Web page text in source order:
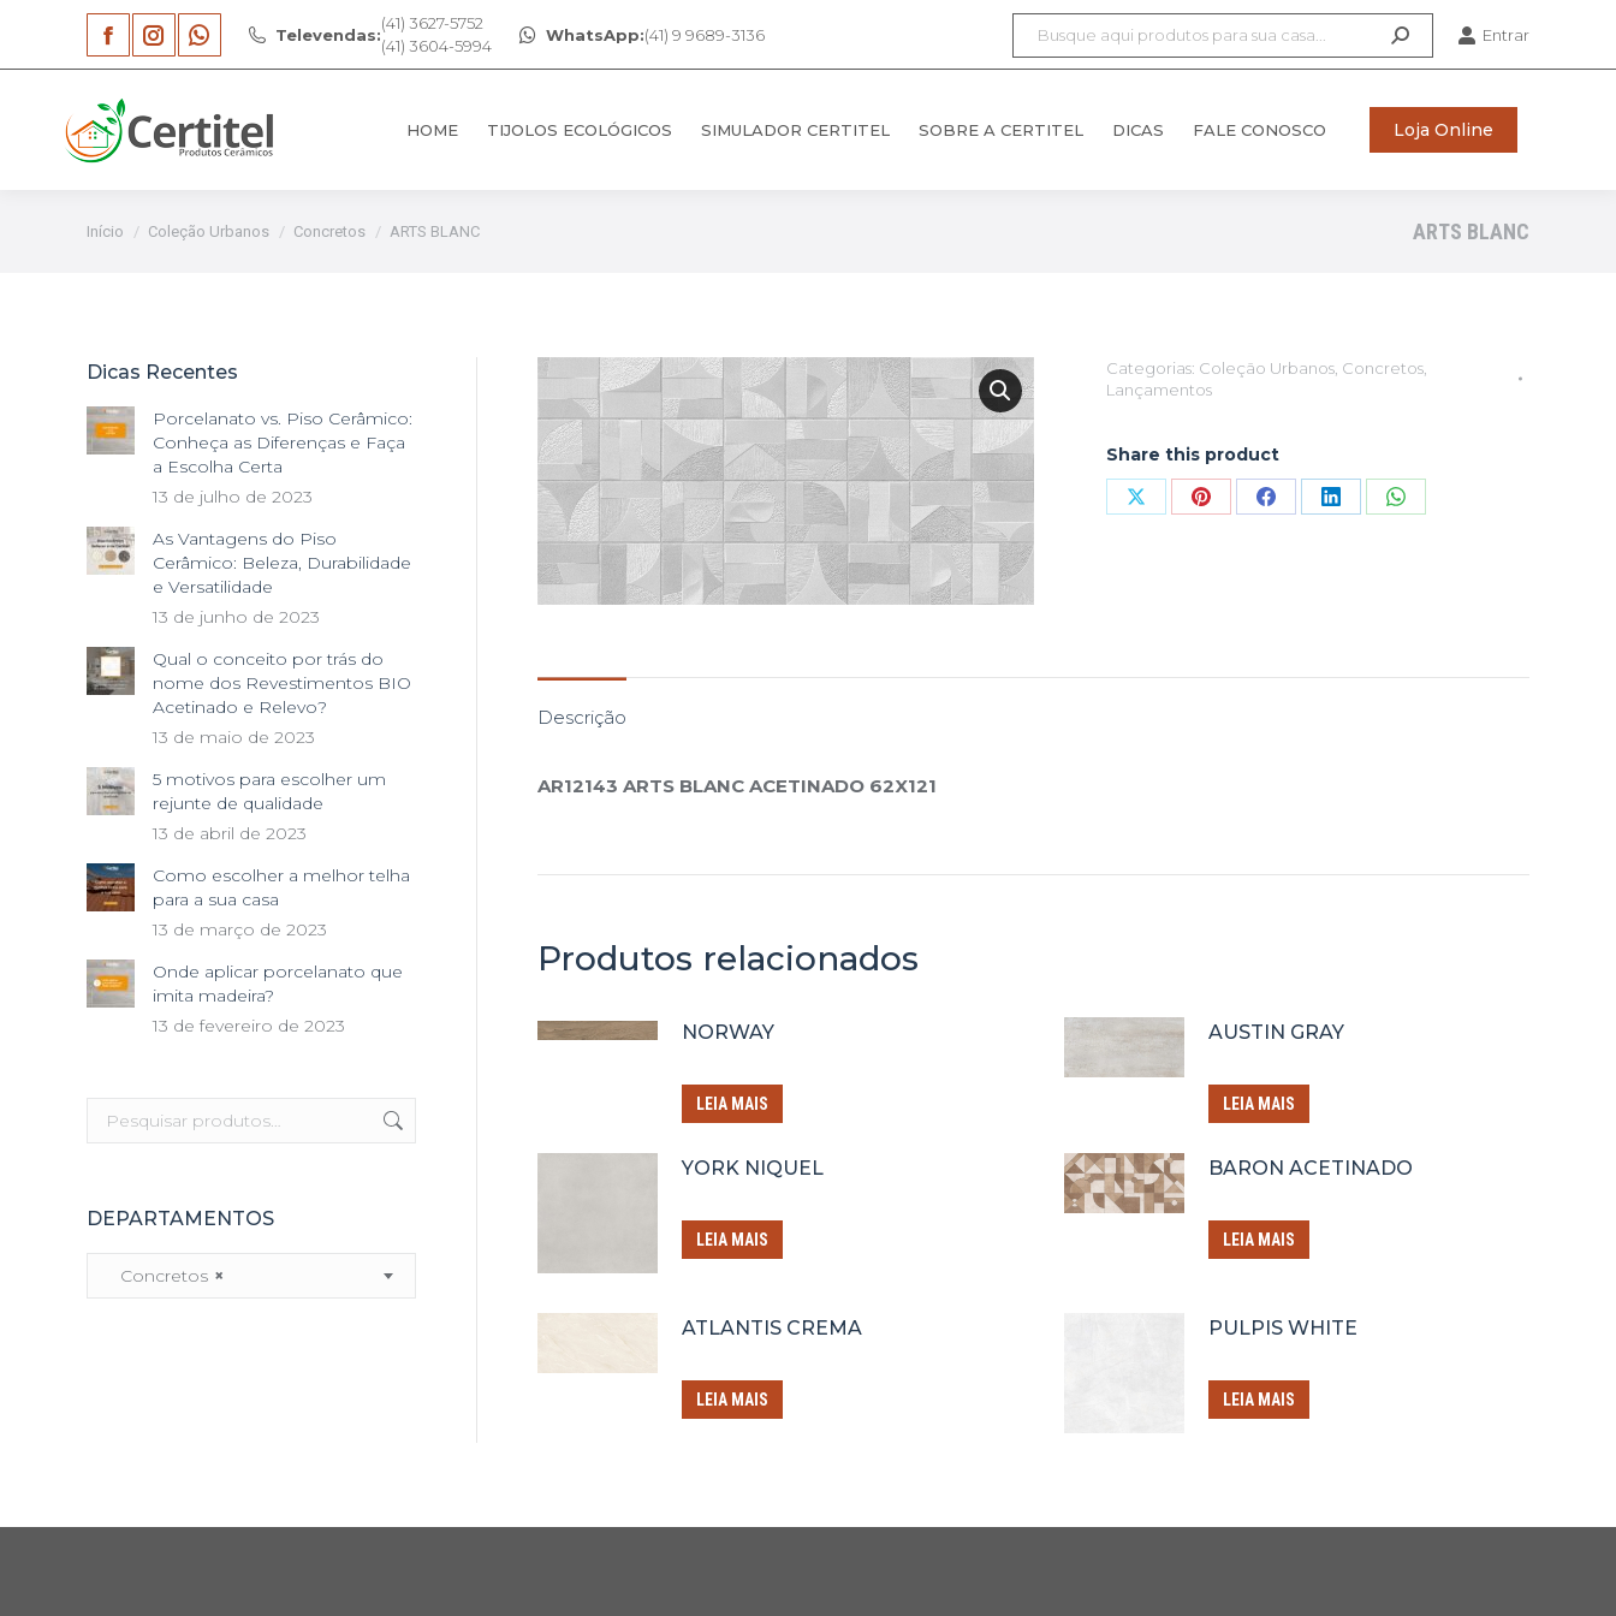
Facebook
page
opens
new
Instagram
opens
new
Whatsapp
opens
new
Televendas:
(41) 3627-5752
(41) 3604-5994
WhatsApp:(41) 9 9689-3136 Entrar
HOME TIJOLOS ECOLÓGICOS SIMULADOR CERTITEL SOBRE A CERTITEL DICAS FALE CONOSCO Loja Online
Você está aqui:
Início Coleção Urbanos Concretos ARTS BLANC ARTS BLANC
Categorias: Coleção Urbanos, Concretos,
Lançamentos
Share this product
Compartilhar
Compartilhar
Compartilhar
CompartilharCompartilhar
Descrição
AR12143 ARTS BLANC ACETINADO 62X121
Produtos relacionados
NORWAY
LEIA MAIS
AUSTIN GRAY
LEIA MAIS
YORK NIQUEL
LEIA MAIS
BARON ACETINADO
LEIA MAIS
ATLANTIS CREMA
LEIA MAIS
PULPIS WHITE
LEIA MAIS
Dicas Recentes
Porcelanato vs. Piso Cerâmico:
Conheça as Diferenças e Faça
a Escolha Certa
13 de julho de 2023
As Vantagens do Piso
Cerâmico: Beleza, Durabilidade
e Versatilidade
13 de junho de 2023
Qual o conceito por trás do
nome dos Revestimentos BIO
Acetinado e Relevo?
13 de maio de 2023
5 motivos para escolher um
rejunte de qualidade
13 de abril de 2023
Como escolher a melhor telha
para a sua casa
13 de março de 2023
Onde aplicar porcelanato que
imita madeira?
13 de fevereiro de 2023
DEPARTAMENTOS
×
Concretos
HOME TIJOLOS ECOLÓGICOS SIMULADOR CERTITEL SOBRE A CERTITEL DICAS FALE CONOSCO Loja Online